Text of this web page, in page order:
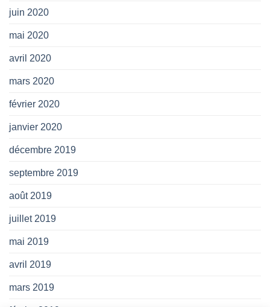
juin 2020
mai 2020
avril 2020
mars 2020
février 2020
janvier 2020
décembre 2019
septembre 2019
août 2019
juillet 2019
mai 2019
avril 2019
mars 2019